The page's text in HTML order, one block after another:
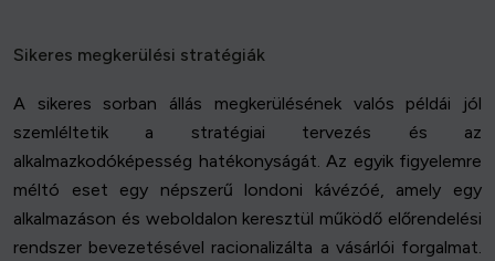
Sikeres megkerülési stratégiák
A sikeres sorban állás megkerülésének valós példái jól
szemléltetik a stratégiai tervezés és az
alkalmazkodóképesség hatékonyságát. Az egyik figyelemre
méltó eset egy népszerű londoni kávézóé, amely egy
alkalmazáson és weboldalon keresztül működő előrendelési
rendszer bevezetésével racionalizálta a vásárlói forgalmat.